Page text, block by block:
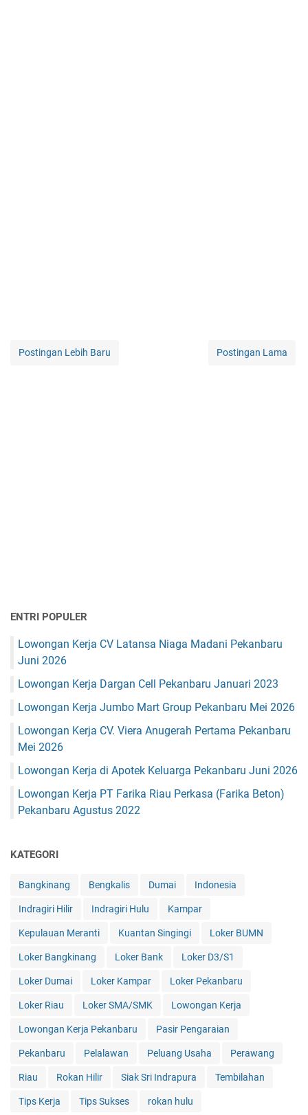
Postingan Lebih Baru Postingan Lama
ENTRI POPULER
Lowongan Kerja CV Latansa Niaga Madani Pekanbaru
Juni 2026
Lowongan Kerja Dargan Cell Pekanbaru Januari 2023
Lowongan Kerja Jumbo Mart Group Pekanbaru Mei 2026
Lowongan Kerja CV. Viera Anugerah Pertama Pekanbaru
Mei 2026
Lowongan Kerja di Apotek Keluarga Pekanbaru Juni 2026
Lowongan Kerja PT Farika Riau Perkasa (Farika Beton)
Pekanbaru Agustus 2022
KATEGORI
Bangkinang Bengkalis Dumai Indonesia
Indragiri Hilir Indragiri Hulu Kampar
Kepulauan Meranti Kuantan Singingi Loker BUMN
Loker Bangkinang Loker Bank Loker D3/S1
Loker Dumai Loker Kampar Loker Pekanbaru
Loker Riau Loker SMA/SMK Lowongan Kerja
Lowongan Kerja Pekanbaru Pasir Pengaraian
Pekanbaru Pelalawan Peluang Usaha Perawang
Riau Rokan Hilir Siak Sri Indrapura Tembilahan
Tips Kerja Tips Sukses rokan hulu